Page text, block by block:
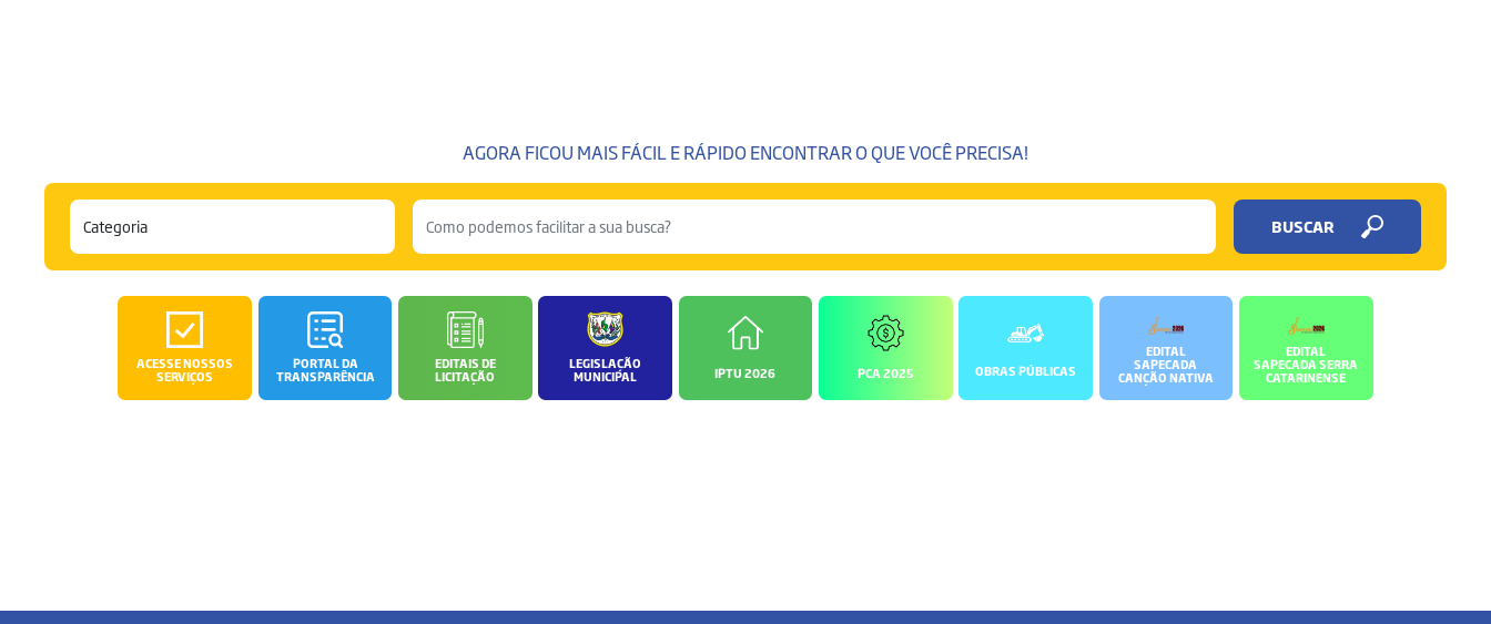
AGORA FICOU MAIS FÁCIL E RÁPIDO ENCONTRAR O QUE VOCÊ PRECISA!
BUSCAR
ACESSE NOSSOS
SERVIÇOS
PORTAL DA
TRANSPARÊNCIA
EDITAIS DE
LICITAÇÃO
LEGISLAÇÃO
MUNICIPAL
IPTU 2026 PCA 2025 OBRAS PÚBLICAS
EDITAL
SAPECADA
CANÇÃO NATIVA
EDITAL
SAPECADA SERRA
CATARINENSE